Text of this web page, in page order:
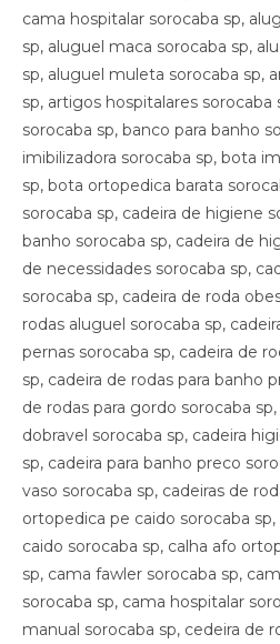
cama hospitalar sorocaba sp,
sp, aluguel maca sorocaba sp,
sp, aluguel muleta sorocaba sp,
sp, artigos hospitalares sorocaba
sorocaba sp, banco para banho
imibilizadora sorocaba sp, bota
sp, bota ortopedica barata
sorocaba sp, cadeira de higiene
banho sorocaba sp, cadeira de
de necessidades sorocaba sp,
sorocaba sp, cadeira de roda
rodas aluguel sorocaba sp,
pernas sorocaba sp, cadeira de
sp, cadeira de rodas para banho
de rodas para gordo sorocaba
dobravel sorocaba sp, cadeira
sp, cadeira para banho preco
vaso sorocaba sp, cadeiras de
ortopedica pe caido sorocaba
caido sorocaba sp, calha afo
sp, cama fawler sorocaba sp,
sorocaba sp, cama hospitalar
manual sorocaba sp, cedeira de